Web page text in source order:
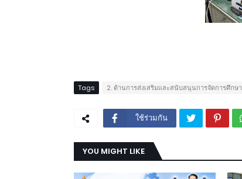
Tags 2. ด้านการส่งเสริมและสนับสนุนการจัดการศึกษา
ใช้ร่วมกัน
YOU MIGHT LIKE